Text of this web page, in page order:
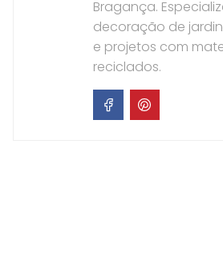
Bragança.
decoração de
e projetos com
reciclados.